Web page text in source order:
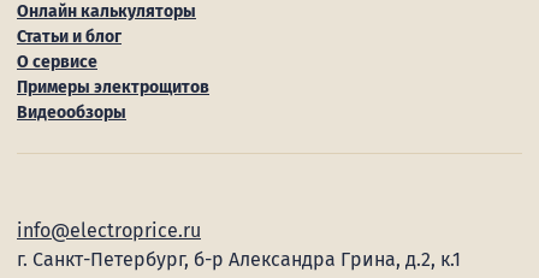
Онлайн калькуляторы
Статьи и блог
О сервисе
Примеры электрощитов
Видеообзоры
info@electroprice.ru
г. Санкт-Петербург, б-р Александра Грина, д.2, к.1